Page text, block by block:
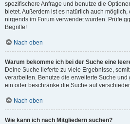
spezifischere Anfrage und benutze die
bietet. Außerdem ist es natürlich auch
nirgends im Forum verwendet wurden. Prüfe
Begriffe!
Nach oben
Warum bekomme ich bei der Suche eine
Deine Suche lieferte zu viele Ergebnisse,
verarbeiten. Benutze die erweiterte Suche
ein oder beschränke die Suche auf
Nach oben
Wie kann ich nach Mitgliedern suchen?